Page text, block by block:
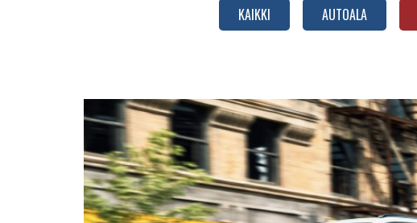
KAIKKI AUTOALA
Polttomoottoriautojen
tuotantoon
rajoituksia?